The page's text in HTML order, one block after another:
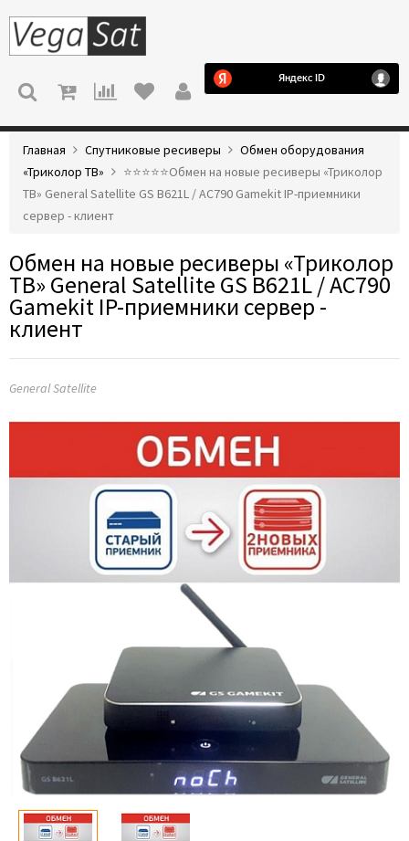
МЕНЮ
Главная Спутниковые ресиверы
Обмен оборудования
«Триколор ТВ»
⭐️⭐️⭐️⭐️⭐️Обмен на новые ресиверы «Триколор
ТВ» General Satellite GS B621L / AC790 Gamekit IP-приемники
сервер - клиент
Обмен на новые ресиверы «Триколор
ТВ» General Satellite GS B621L / AC790
Gamekit IP-приемники сервер -
клиент
General Satellite